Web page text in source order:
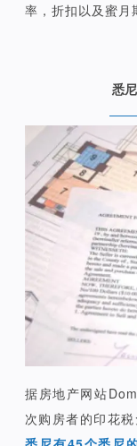
率，折扣以及蜜月
悉
据房地产网站
次购房者的印花